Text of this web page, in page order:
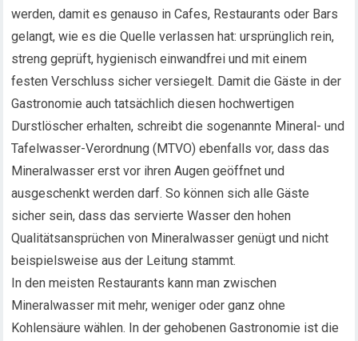
werden, damit es genauso in Cafes, Restaurants oder Bars
gelangt, wie es die Quelle verlassen hat: ursprünglich rein,
streng geprüft, hygienisch einwandfrei und mit einem
festen Verschluss sicher versiegelt. Damit die Gäste in der
Gastronomie auch tatsächlich diesen hochwertigen
Durstlöscher erhalten, schreibt die sogenannte Mineral- und
Tafelwasser-Verordnung (MTVO) ebenfalls vor, dass das
Mineralwasser erst vor ihren Augen geöffnet und
ausgeschenkt werden darf. So können sich alle Gäste
sicher sein, dass das servierte Wasser den hohen
Qualitätsansprüchen von Mineralwasser genügt und nicht
beispielsweise aus der Leitung stammt.
In den meisten Restaurants kann man zwischen
Mineralwasser mit mehr, weniger oder ganz ohne
Kohlensäure wählen. In der gehobenen Gastronomie ist die